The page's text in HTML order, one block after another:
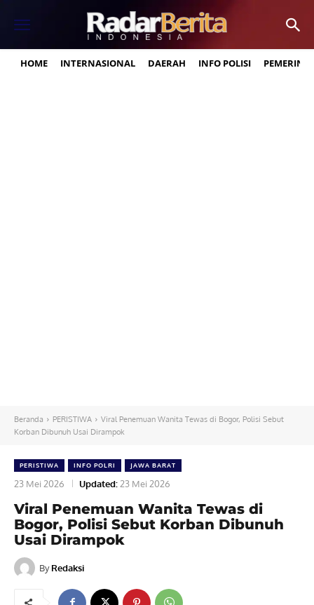
HOME INTERNASIONAL DAERAH INFO POLISI
Beranda PERISTIWA
Viral Penemuan Wanita Tewas di Bogor, Polisi Sebut
Korban Dibunuh Usai Dirampok
PERISTIWA INFO POLRI JAWA BARAT
23 Mei 2026 Updated: 23 Mei 2026
Viral Penemuan Wanita Tewas di
Bogor, Polisi Sebut Korban Dibunuh
Usai Dirampok
By Redaksi